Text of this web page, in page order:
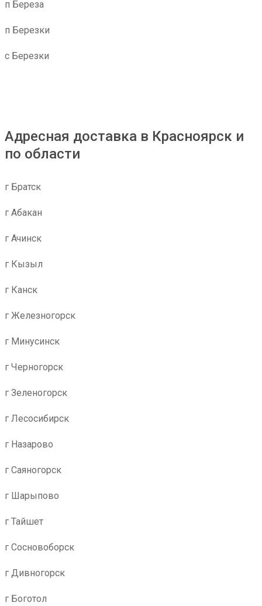
п Береза
п Березки
с Березки
Адресная доставка в Красноярск и
по области
г Братск
г Абакан
г Ачинск
г Кызыл
г Канск
г Железногорск
г Минусинск
г Черногорск
г Зеленогорск
г Лесосибирск
г Назарово
г Саяногорск
г Шарыпово
г Тайшет
г Сосновоборск
г Дивногорск
г Боготол